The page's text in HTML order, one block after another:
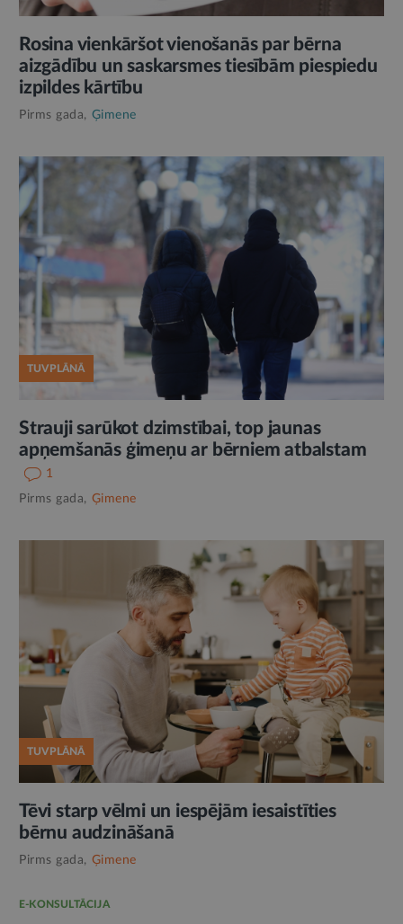
Rosina vienkāršot vienošanās par bērna
aizgādību un saskarsmes tiesībām piespiedu
izpildes kārtību
Pirms gada, Ģimene
TUVPLĀNĀ
Strauji sarūkot dzimstībai, top jaunas
apņemšanās ģimeņu ar bērniem atbalstam
1
Pirms gada, Ģimene
TUVPLĀNĀ
Tēvi starp vēlmi un iespējām iesaistīties
bērnu audzināšanā
Pirms gada, Ģimene
E-KONSULTĀCIJA